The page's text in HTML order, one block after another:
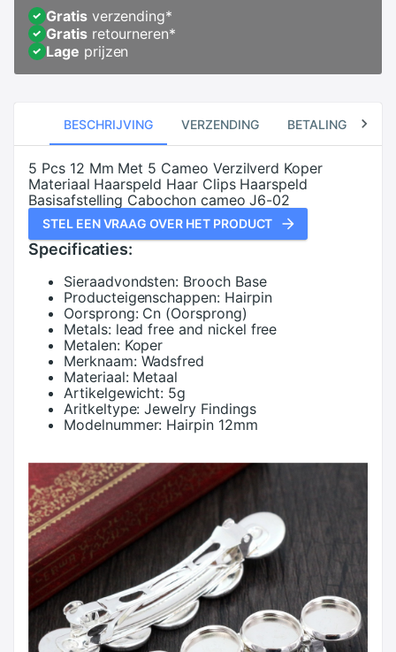
Gratisverzending*
Gratisretourneren*
Lage prijzen
BESCHRIJVING VERZENDING BETALING
5 Pcs 12 Mm Met 5 Cameo Verzilverd Koper
Materiaal Haarspeld Haar Clips Haarspeld
Basisafstelling Cabochon cameo J6-02
STEL EEN VRAAG OVER HET PRODUCT
Specificaties:
Sieraadvondsten: Brooch Base
Producteigenschappen: Hairpin
Oorsprong: Cn (Oorsprong)
Metals: lead free and nickel free
Metalen: Koper
Merknaam: Wadsfred
Materiaal: Metaal
Artikelgewicht: 5g
Aritkeltype: Jewelry Findings
Modelnummer: Hairpin 12mm